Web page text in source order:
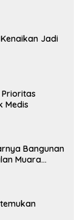
Jadi
Medis
Bangunan
Muara